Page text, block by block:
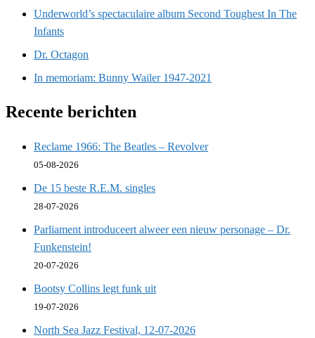
Underworld’s spectaculaire album Second Toughest In The
Infants
Dr. Octagon
In memoriam: Bunny Wailer 1947-2021
Recente berichten
Reclame 1966: The Beatles – Revolver
05-08-2026
De 15 beste R.E.M. singles
28-07-2026
Parliament introduceert alweer een nieuw personage – Dr.
Funkenstein!
20-07-2026
Bootsy Collins legt funk uit
19-07-2026
North Sea Jazz Festival, 12-07-2026